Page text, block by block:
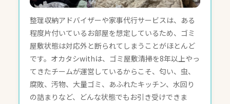
整理収納アドバイザーや家事代行サービスは、ある
程度片付いているお部屋を想定しているため、ゴミ
屋敷状態は対応外と断られてしまうことがほとんど
です。オカタシwithは、ゴミ屋敷清掃を8年以上やっ
てきたチームが運営しているからこそ、匂い、虫、
腐敗、汚物、大量ゴミ、あふれたキッチン、水回り
の詰まりなど、どんな状態でもお引き受けできま